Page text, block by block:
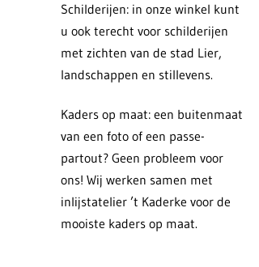
Schilderijen: in onze winkel kunt
u ook terecht voor schilderijen
met zichten van de stad Lier,
landschappen en stillevens.
Kaders op maat: een buitenmaat
van een foto of een passe-
partout? Geen probleem voor
ons! Wij werken samen met
inlijstatelier ’t Kaderke voor de
mooiste kaders op maat.